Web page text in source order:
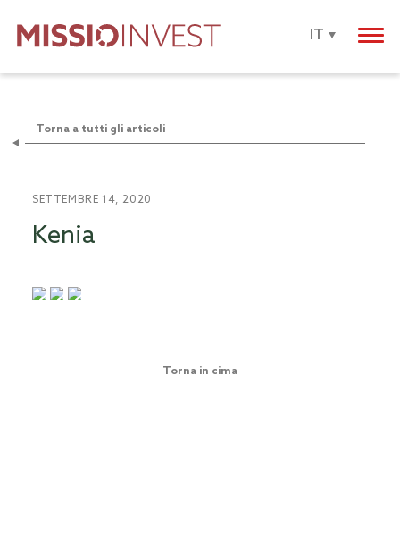
IT
Torna a tutti gli articoli
SETTEMBRE 14, 2020
Kenia
Torna in cima